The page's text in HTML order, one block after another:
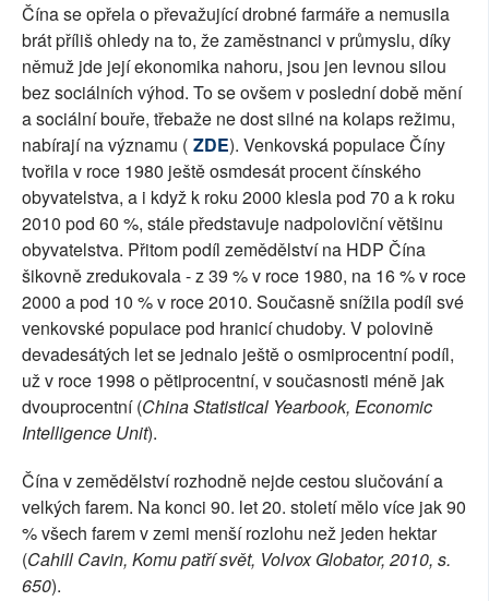
Čína se opřela o převažující drobné farmáře a nemusila
brát příliš ohledy na to, že zaměstnanci v průmyslu, díky
němuž jde její ekonomika nahoru, jsou jen levnou silou
bez sociálních výhod. To se ovšem v poslední době mění
a sociální bouře, třebaže ne dost silné na kolaps režimu,
nabírají na významu ( ZDE). Venkovská populace Číny
tvořila v roce 1980 ještě osmdesát procent čínského
obyvatelstva, a i když k roku 2000 klesla pod 70 a k roku
2010 pod 60 %, stále představuje nadpoloviční většinu
obyvatelstva. Přitom podíl zemědělství na HDP Čína
šikovně zredukovala - z 39 % v roce 1980, na 16 % v roce
2000 a pod 10 % v roce 2010. Současně snížila podíl své
venkovské populace pod hranicí chudoby. V polovině
devadesátých let se jednalo ještě o osmiprocentní podíl,
už v roce 1998 o pětiprocentní, v současnosti méně jak
dvouprocentní (China Statistical Yearbook, Economic
Intelligence Unit).
Čína v zemědělství rozhodně nejde cestou slučování a
velkých farem. Na konci 90. let 20. století mělo více jak 90
% všech farem v zemi menší rozlohu než jeden hektar
(Cahill Cavin, Komu patří svět, Volvox Globator, 2010, s.
650).